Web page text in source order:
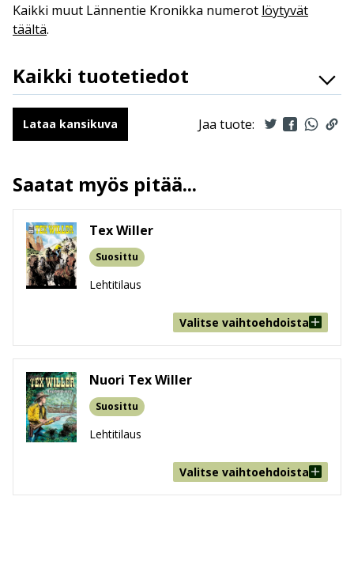
Kaikki muut Lännentie Kronikka numerot löytyvät
täältä.
Kaikki tuotetiedot
ISBN
9789523347830
Ilmestymispäivä
24.9.2025
ALV
Koko
148 mm * 196 mm * 11 mm
Paino
Ikäryhmä
Lataa kansikuva Jaa tuote:
Saatat myös pitää...
Tex Willer
Suosittu
Lehtitilaus
Valitse vaihtoehdoista
Nuori Tex Willer
Suosittu
Lehtitilaus
Valitse vaihtoehdoista